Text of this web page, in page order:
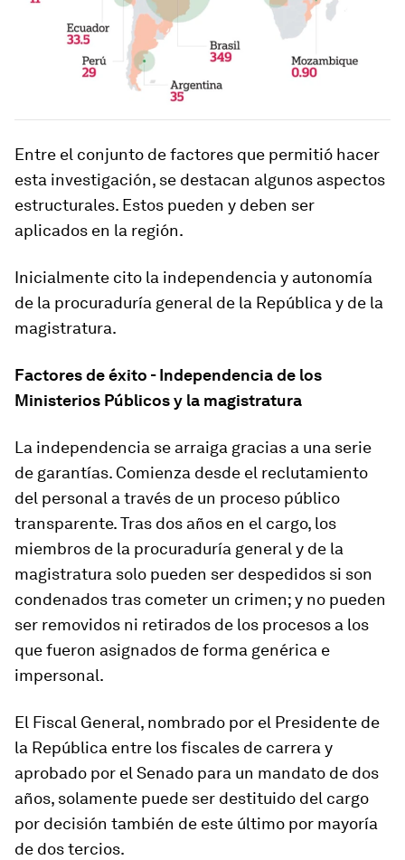
Entre el conjunto de factores que permitió hacer
esta investigación, se destacan algunos aspectos
estructurales. Estos pueden y deben ser
aplicados en la región.
Inicialmente cito la independencia y autonomía
de la procuraduría general de la República y de la
magistratura.
Factores de éxito - Independencia de los
Ministerios Públicos y la magistratura
La independencia se arraiga gracias a una serie
de garantías. Comienza desde el reclutamiento
del personal a través de un proceso público
transparente. Tras dos años en el cargo, los
miembros de la procuraduría general y de la
magistratura solo pueden ser despedidos si son
condenados tras cometer un crimen; y no pueden
ser removidos ni retirados de los procesos a los
que fueron asignados de forma genérica e
impersonal.
El Fiscal General, nombrado por el Presidente de
la República entre los fiscales de carrera y
aprobado por el Senado para un mandato de dos
años, solamente puede ser destituido del cargo
por decisión también de este último por mayoría
de dos tercios.